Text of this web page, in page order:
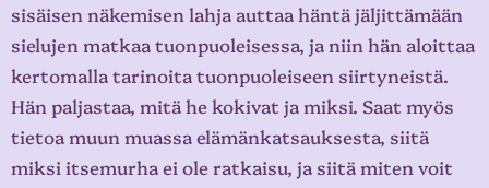
sisäisen näkemisen lahja auttaa häntä jäljittämään
sielujen matkaa tuonpuoleisessa, ja niin hän aloittaa
kertomalla tarinoita tuonpuoleiseen siirtyneistä.
Hän paljastaa, mitä he kokivat ja miksi. Saat myös
tietoa muun muassa elämänkatsauksesta, siitä
miksi itsemurha ei ole ratkaisu, ja siitä miten voit